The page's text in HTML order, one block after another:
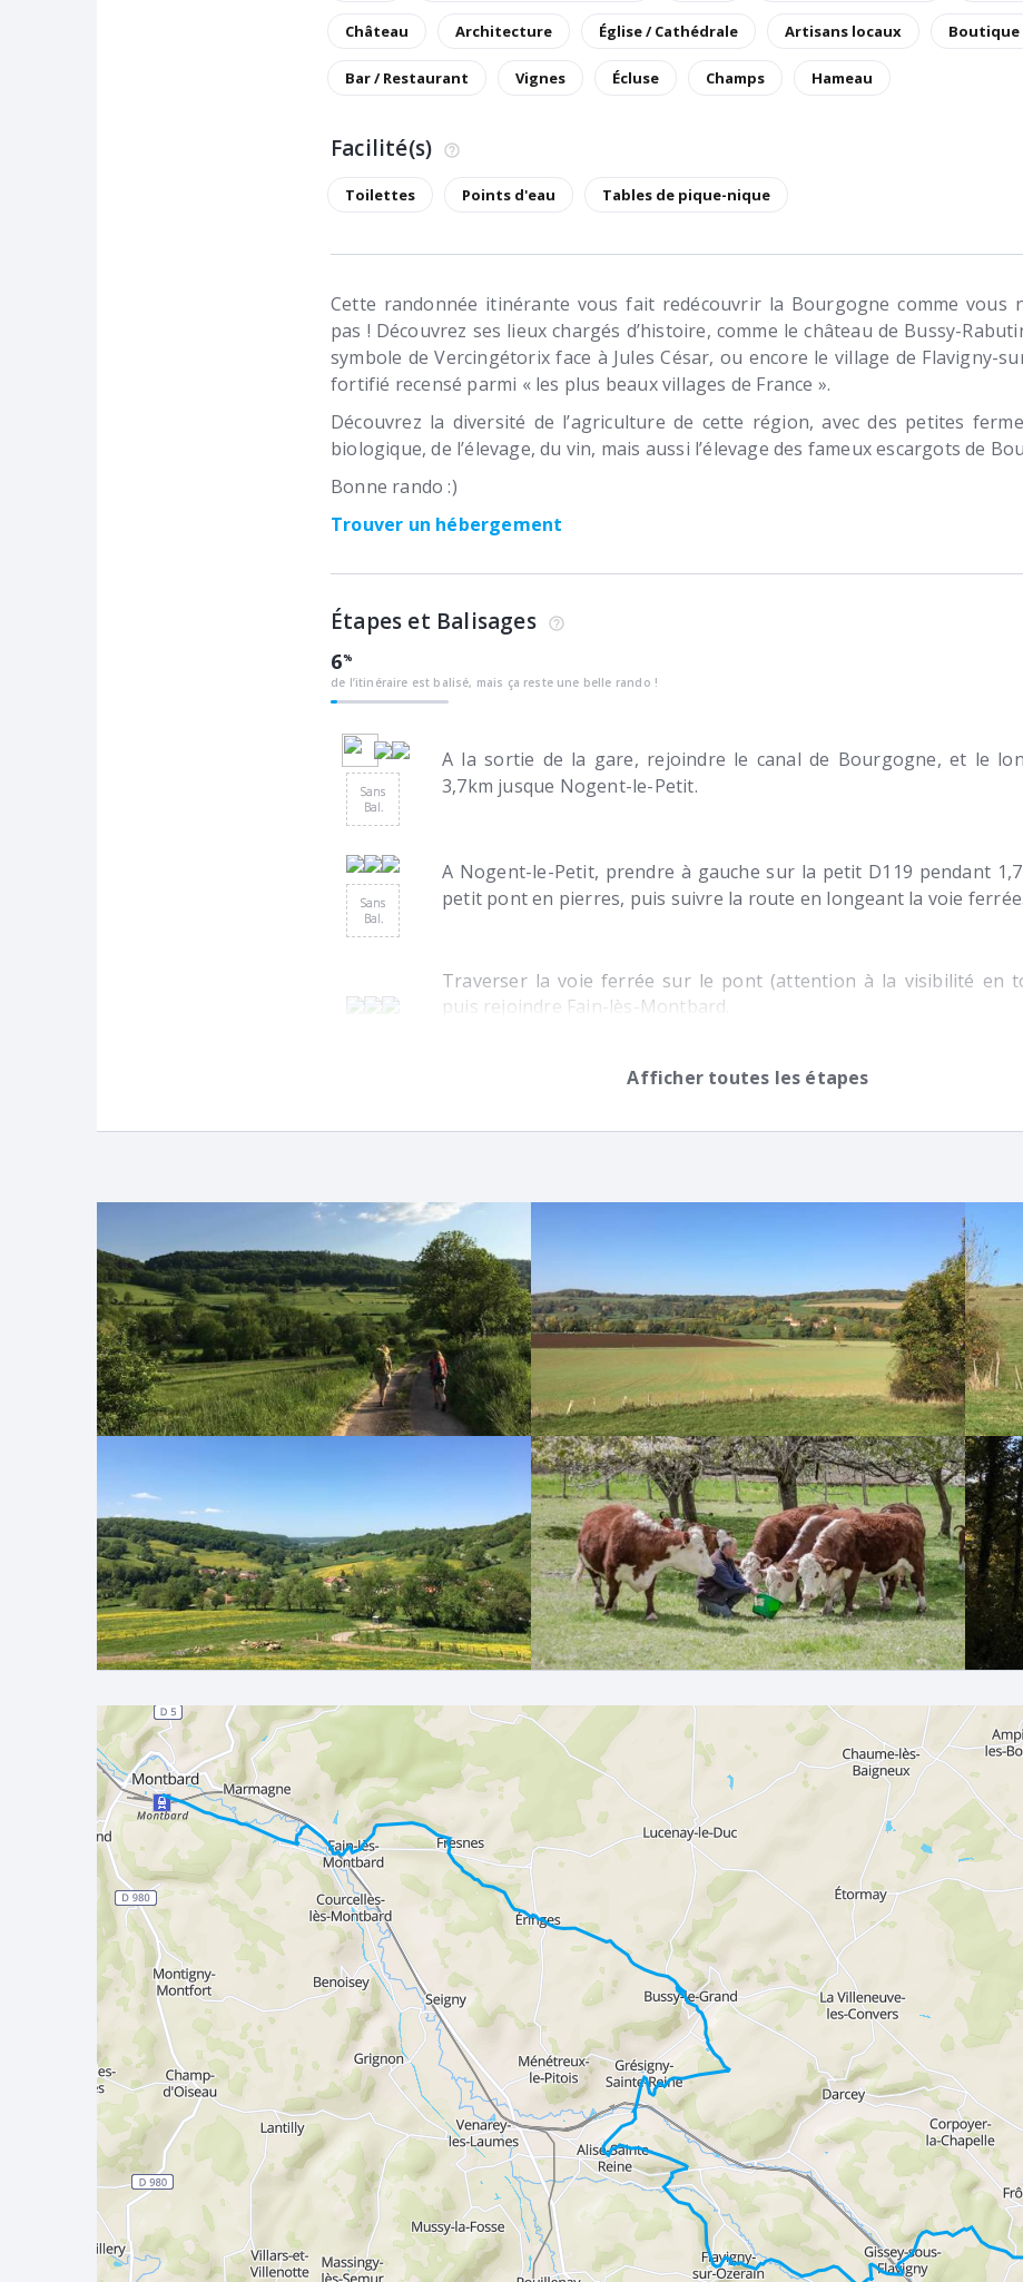
Château Architecture Église / Cathédrale Artisans locaux Boutique
Bar / Restaurant Vignes Écluse Champs Hameau
Facilité(s)
Toilettes Points d'eau Tables de pique-nique
Cette randonnée itinérante vous fait redécouvrir la Bourgogne comme vous
pas ! Découvrez ses lieux chargés d’histoire, comme le château de Bussy-
symbole de Vercingétorix face à Jules César, ou encore le village de Flavigny-
fortifié recensé parmi « les plus beaux villages de France ».
Découvrez la diversité de l’agriculture de cette région, avec des petites
biologique, de l’élevage, du vin, mais aussi l’élevage des fameux escargots de
Bonne rando :)
Trouver un hébergement
Étapes et Balisages
6
de l’itinéraire est balisé, mais ça reste une belle rando !
Sans
Bal.
A la sortie de la gare, rejoindre le canal de Bourgogne, et le
3,7km jusque Nogent-le-Petit.
Sans
Bal.
A Nogent-le-Petit, prendre à gauche sur la petit D119 pendant
petit pont en pierres, puis suivre la route en longeant la voie ferrée.
Afficher toutes les étapes
Traverser la voie ferrée sur le pont (attention à la visibilité en
puis rejoindre Fain-lès-Montbard.